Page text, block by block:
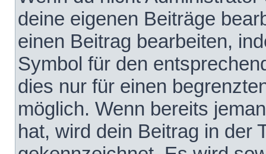
deine eigenen Beiträge
einen Beitrag bearbeiten,
Symbol für den
dies nur für einen
möglich. Wenn bereits
hat, wird dein Beitrag in der